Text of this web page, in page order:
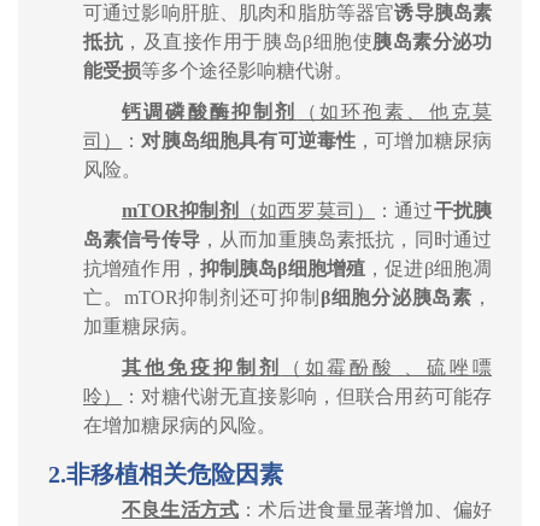
可通过影响肝脏、肌肉和脂肪等器官诱导胰岛素
抵抗，及直接作用于胰岛β细胞使胰岛素分泌功
能受损等多个途径影响糖代谢。
钙调磷酸酶抑制剂
（如环孢素、他克莫
司）
： 对胰岛细胞具有可逆毒性 ，可增加糖尿病
风险。
mTOR抑制剂 （如西罗莫司） ：通过干扰胰
岛素信号传导，从而加重胰岛素抵抗，同时通过
抗增殖作用， 抑制胰岛β细胞增殖 ，促进β细胞凋
亡。 mTOR抑制剂还可抑制 β细胞分泌胰岛素 ，
加重糖尿病。
其他免疫抑制剂
（如霉酚酸
、硫唑嘌
呤）
：对糖代谢无直接影响，但联合用药可能存
在增加糖尿病的风险。
2.非移植相关危险因素
不良生活方式 ：术后进食量显著增加、偏好